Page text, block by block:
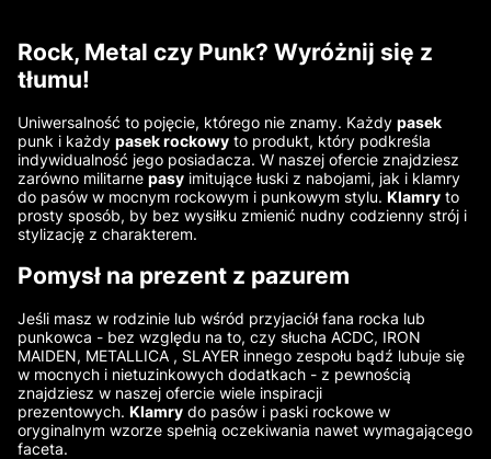
Rock, Metal czy Punk? Wyróżnij się z
tłumu!
Uniwersalność to pojęcie, którego nie znamy. Każdy pasek
punk i każdy pasek rockowy to produkt, który podkreśla
indywidualność jego posiadacza. W naszej ofercie znajdziesz
zarówno militarne pasy imitujące łuski z nabojami, jak i klamry
do pasów w mocnym rockowym i punkowym stylu. Klamry to
prosty sposób, by bez wysiłku zmienić nudny codzienny strój i
stylizację z charakterem.
Pomysł na prezent z pazurem
Jeśli masz w rodzinie lub wśród przyjaciół fana rocka lub
punkowca - bez względu na to, czy słucha ACDC, IRON
MAIDEN, METALLICA , SLAYER innego zespołu bądź lubuje się
w mocnych i nietuzinkowych dodatkach - z pewnością
znajdziesz w naszej ofercie wiele inspiracji
prezentowych. Klamry do pasów i paski rockowe w
oryginalnym wzorze spełnią oczekiwania nawet wymagającego
faceta.